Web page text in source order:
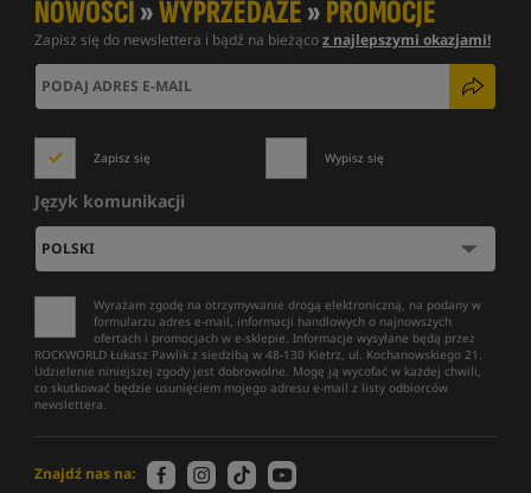
NOWOŚCI»WYPRZEDAŻE»PROMOCJE
Zapisz się do newslettera i bądź na bieżącoz najlepszymi okazjami!
Zapisz się Wypisz się
Język komunikacji
Wyrażam zgodę na otrzymywanie drogą elektroniczną, na podany w
formularzu adres e-mail, informacji handlowych o najnowszych
ofertach i promocjach w e-sklepie. Informacje wysyłane będą przez
ROCKWORLD Łukasz Pawlik z siedzibą w 48-130 Kietrz, ul. Kochanowskiego 21.
Udzielenie niniejszej zgody jest dobrowolne. Mogę ją wycofać w każdej chwili,
co skutkować będzie usunięciem mojego adresu e-mail z listy odbiorców
newslettera.
Znajdź nas na: